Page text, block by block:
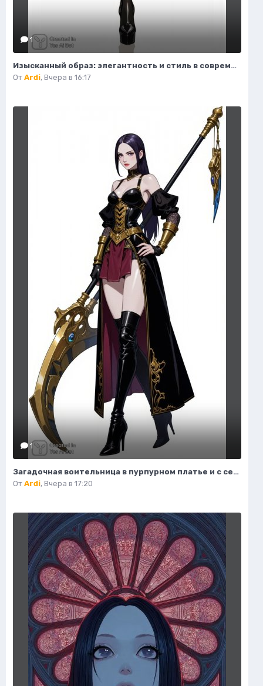
1
Изысканный образ: элегантность и стиль в современной иллюстрации моды. Нейросеть Flux.1
От Ardi, Вчера в 16:17
1
Загадочная воительница в пурпурном платье и с серповидным клинком. Нейронная сеть Flux 1
От Ardi, Вчера в 17:20